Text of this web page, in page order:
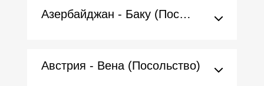
Азербайджан - Баку (Посольство)
Австрия - Вена (Посольство)